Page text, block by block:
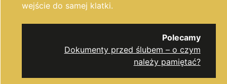
wejście do samej klatki.
Polecamy
Dokumenty przed ślubem – o czym
należy pamiętać?